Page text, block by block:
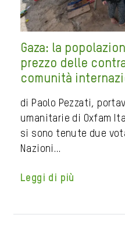
Gaza: la
prezzo delle
comunità
di Paolo Pezzati,
umanitarie di Oxfam
si sono tenute due
Nazioni…
Leggi di più